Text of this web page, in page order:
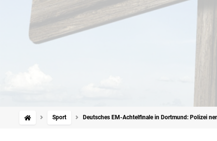
Sport Deutsches EM-Achtelfinale in Dortmund: Polizei